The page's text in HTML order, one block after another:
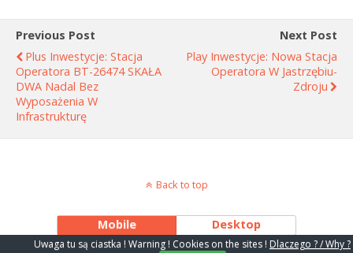
Previous Post
Plus Inwestycje: Stacja
Operatora BT-26474 SKAŁA
DWA Nadal Bez
Wyposażenia W
Infrastrukturę
Next Post
Play Inwestycje: Nowa Stacja
Operatora W Jastrzębiu-
Zdroju
Back to top
Mobile Desktop
Uwaga tu są ciastka ! Warning ! Cookies on the sites ! Dlaczego ? / Why ?